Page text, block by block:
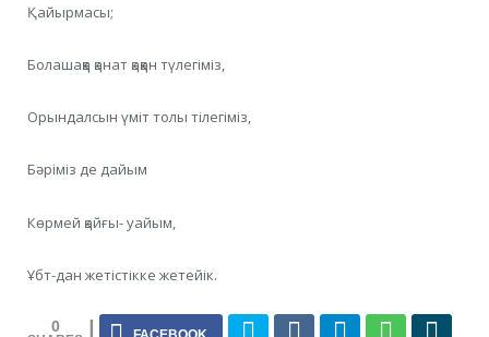
Қайырмасы;
Болашаққа қанат қаққан түлегіміз,
Орындалсын үміт толы тілегіміз,
Бәріміз де дайым
Көрмей қайғы- уайым,
Ұбт-дан жетістікке жетейік.
0